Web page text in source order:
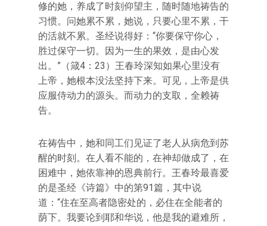
修的她，养成了时刻仰望主，随时随地祷告的
习惯。问她累不累，她说，只要心里不累，干
的活就不累。圣经说得好：“你要保守你心，
胜过保守一切。因为一生的果效，是由心发
出。”（箴4：23）王春玲深知如果心里没有
上帝，她根本没法坚持下来。可见，上帝是供
应服侍动力的源头。而动力的支取，全赖祷
告。
在祷告中，她和同工们见证了老人从病危到苏
醒的时刻。在人看不能的，在神却做成了，在
困难中，她依靠神的恩典前行。王春玲最喜爱
的是圣经《诗篇》中的第91篇，其中说
道：“住在至高者隐密处的，必住在全能者的
荫下。我要论到耶和华说，他是我的避难所，